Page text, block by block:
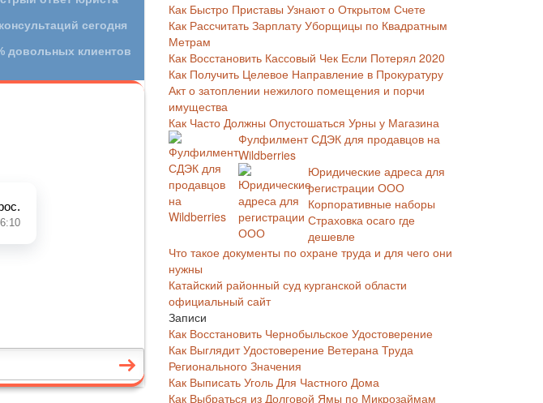
Как Быстро Приставы Узнают о Открытом Счете
Как Рассчитать Зарплату Уборщицы по Квадратным
Метрам
Как Восстановить Кассовый Чек Если Потерял 2020
Как Получить Целевое Направление в Прокуратуру
Акт о затоплении нежилого помещения и порчи
имущества
Как Часто Должны Опустошаться Урны у Магазина
Фулфилмент СДЭК для продавцов на
Wildberries
Юридические адреса для
регистрации ООО
Корпоративные наборы
Страховка осаго где
дешевле
Что такое документы по охране труда и для чего они
нужны
Катайский районный суд курганской области
официальный сайт
Записи
Как Восстановить Чернобыльское Удостоверение
Как Выглядит Удостоверение Ветерана Труда
Регионального Значения
Как Выписать Уголь Для Частного Дома
Как Выбраться из Долговой Ямы по Микрозаймам